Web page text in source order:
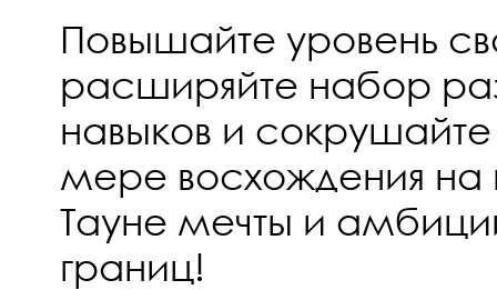
Повышайте уровень
расширяйте набор
навыков и
мере восхождения на
Тауне мечты и
границ!